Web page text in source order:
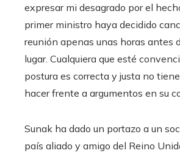
expresar mi desagrado por el
primer ministro haya decidido
reunión apenas unas horas antes
lugar. Cualquiera que esté
postura es correcta y justa no
hacer frente a argumentos en su
Sunak ha dado un portazo a un
país aliado y amigo del Reino